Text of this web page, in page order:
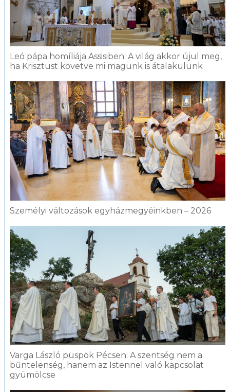
Leó pápa homíliája Assisiben: A világ akkor újul meg,
ha Krisztust követve mi magunk is átalakulunk
Személyi változások egyházmegyéinkben – 2026
Varga László püspök Pécsen: A szentség nem a
bűntelenség, hanem az Istennel való kapcsolat
gyümölcse